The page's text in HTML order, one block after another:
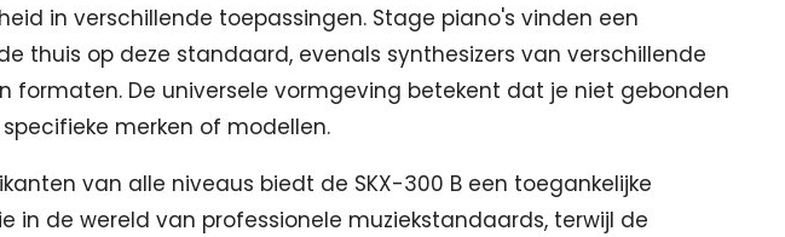
in verschillende toepassingen. Stage piano's vinden een
thuis op deze standaard, evenals synthesizers van verschillende
formaten. De universele vormgeving betekent dat je niet gebonden
merken of modellen.
van alle niveaus biedt de SKX-300 B een toegankelijke
in de wereld van professionele muziekstandaards, terwijl de